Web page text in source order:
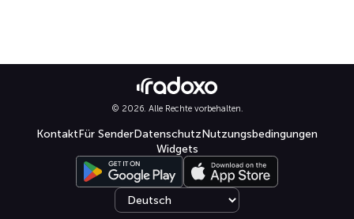
© 2026. Alle Rechte vorbehalten.
KontaktFür SenderDatenschutzNutzungsbedingungen
Widgets
Select language